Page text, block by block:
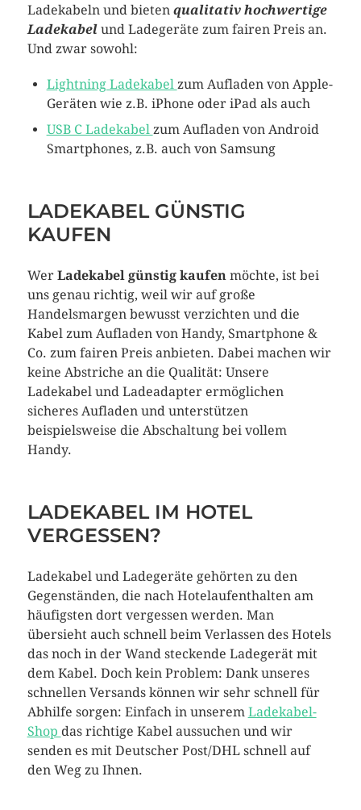
Ladekabeln und bieten qualitativ hochwertige
Ladekabelund Ladegeräte zum fairen Preis an.
Und zwar sowohl:
Lightning Ladekabel zum Aufladen von Apple-
Geräten wie z.B. iPhone oder iPad als auch
USB C Ladekabel zum Aufladen von Android
Smartphones, z.B. auch von Samsung
LADEKABEL GÜNSTIG
KAUFEN
Wer Ladekabel günstig kaufenmöchte, ist bei
uns genau richtig, weil wir auf große
Handelsmargen bewusst verzichten und die
Kabel zum Aufladen von Handy, Smartphone &
Co. zum fairen Preis anbieten. Dabei machen wir
keine Abstriche an die Qualität: Unsere
Ladekabel und Ladeadapter ermöglichen
sicheres Aufladen und unterstützen
beispielsweise die Abschaltung bei vollem
Handy.
LADEKABEL IM HOTEL
VERGESSEN?
Ladekabel und Ladegeräte gehörten zu den
Gegenständen, die nach Hotelaufenthalten am
häufigsten dort vergessen werden. Man
übersieht auch schnell beim Verlassen des Hotels
das noch in der Wand steckende Ladegerät mit
dem Kabel. Doch kein Problem: Dank unseres
schnellen Versands können wir sehr schnell für
Abhilfe sorgen: Einfach in unserem Ladekabel-
Shop das richtige Kabel aussuchen und wir
senden es mit Deutscher Post/DHL schnell auf
den Weg zu Ihnen.